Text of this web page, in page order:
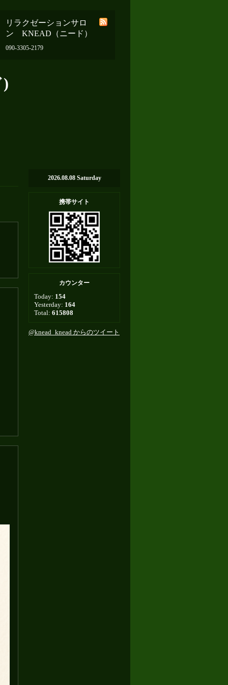
リラクゼーションサロ
ン KNEAD（ニード）
090-3305-2179
2026.08.08 Saturday
携帯サイト
カウンター
Today: 154
Yesterday: 164
Total: 615808
@knead_knead からのツイート